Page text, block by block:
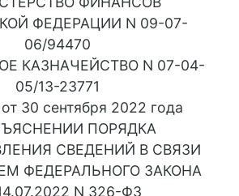
ФЕДЕРАЦИИ N 09-07-
06/94470
КАЗНАЧЕЙСТВО N 07-04-
05/13-23771
30 сентября 2022 года
ПОРЯДКА
СВЕДЕНИЙ В СВЯЗИ
ФЕДЕРАЛЬНОГО ЗАКОНА
N 326-ФЗ